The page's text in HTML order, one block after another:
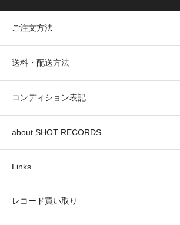
ご注文方法
送料・配送方法
コンディション表記
about SHOT RECORDS
Links
レコード買い取り